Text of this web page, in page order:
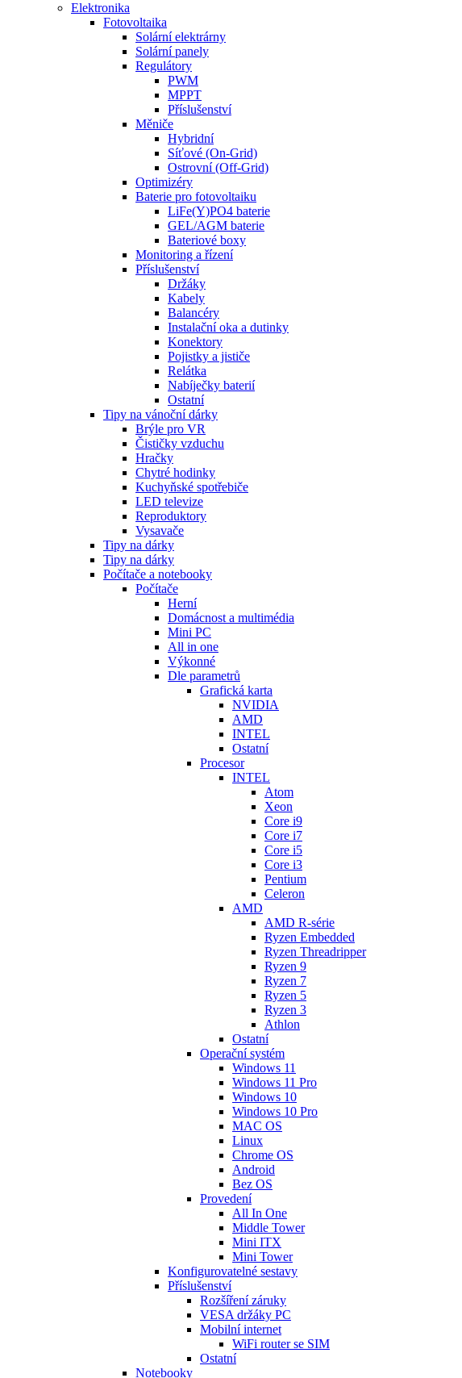
Elektronika
Fotovoltaika
Solární elektrárny
Solární panely
Regulátory
PWM
MPPT
Příslušenství
Měniče
Hybridní
Síťové (On-Grid)
Ostrovní (Off-Grid)
Optimizéry
Baterie pro fotovoltaiku
LiFe(Y)PO4 baterie
GEL/AGM baterie
Bateriové boxy
Monitoring a řízení
Příslušenství
Držáky
Kabely
Balancéry
Instalační oka a dutinky
Konektory
Pojistky a jističe
Relátka
Nabíječky baterií
Ostatní
Tipy na vánoční dárky
Brýle pro VR
Čističky vzduchu
Hračky
Chytré hodinky
Kuchyňské spotřebiče
LED televize
Reproduktory
Vysavače
Tipy na dárky
Tipy na dárky
Počítače a notebooky
Počítače
Herní
Domácnost a multimédia
Mini PC
All in one
Výkonné
Dle parametrů
Grafická karta
NVIDIA
AMD
INTEL
Ostatní
Procesor
INTEL
Atom
Xeon
Core i9
Core i7
Core i5
Core i3
Pentium
Celeron
AMD
AMD R-série
Ryzen Embedded
Ryzen Threadripper
Ryzen 9
Ryzen 7
Ryzen 5
Ryzen 3
Athlon
Ostatní
Operační systém
Windows 11
Windows 11 Pro
Windows 10
Windows 10 Pro
MAC OS
Linux
Chrome OS
Android
Bez OS
Provedení
All In One
Middle Tower
Mini ITX
Mini Tower
Konfigurovatelné sestavy
Příslušenství
Rozšíření záruky
VESA držáky PC
Mobilní internet
WiFi router se SIM
Ostatní
Notebooky